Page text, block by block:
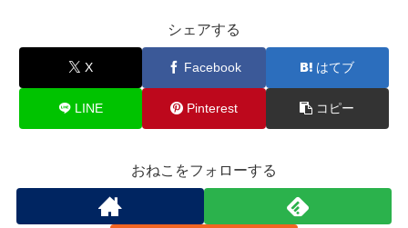
シェアする
X Facebook はてブ
LINE Pinterest コピー
おねこをフォローする